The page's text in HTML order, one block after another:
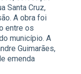
Santa Cruz,
A obra foi
entre os
município. A
Guimarães,
emenda